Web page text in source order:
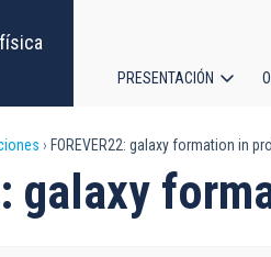
principal
PRESENTACIÓN
FOREVER22: galaxy formation in
galaxy